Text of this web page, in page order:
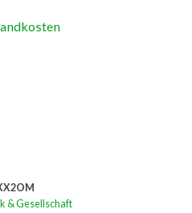
& Gesellschaft